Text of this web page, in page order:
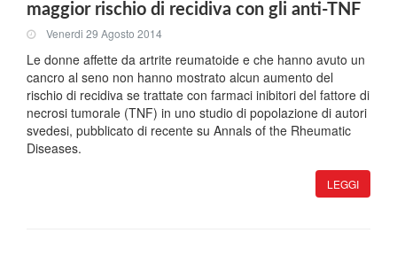
maggior rischio di recidiva con gli anti-TNF
Venerdi 29 Agosto 2014
Le donne affette da artrite reumatoide e che hanno avuto un
cancro al seno non hanno mostrato alcun aumento del
rischio di recidiva se trattate con farmaci inibitori del fattore di
necrosi tumorale (TNF) in uno studio di popolazione di autori
svedesi, pubblicato di recente su Annals of the Rheumatic
Diseases.
LEGGI